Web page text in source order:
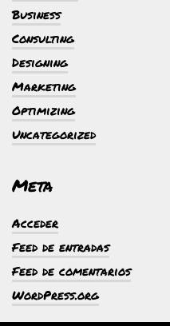
Business
Consulting
Designing
Marketing
Optimizing
Uncategorized
Meta
Acceder
Feed de entradas
Feed de comentarios
WordPress.org